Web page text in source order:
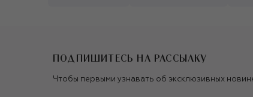
ПОДПИШИТЕСЬ НА РАССЫЛКУ
Чтобы первыми узнавать об эксклюзивных